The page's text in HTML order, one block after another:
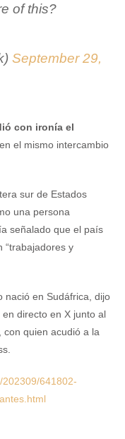
of this?
September 29,
con ironía el
, en el mismo intercambio
sur de Estados
una persona
señalado que el país
“trabajadores y
nació en Sudáfrica, dijo
directo en X junto al
con quien acudió a la
641802-